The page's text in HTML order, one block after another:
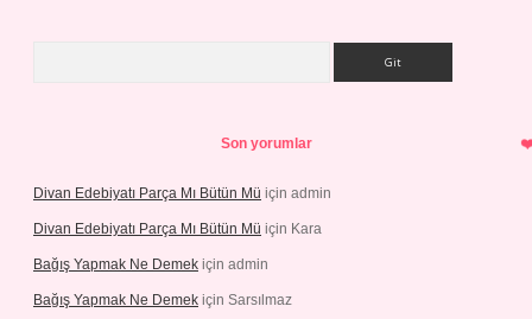
Son yorumlar
Divan Edebiyatı Parça Mı Bütün Mü için admin
Divan Edebiyatı Parça Mı Bütün Mü için Kara
Bağış Yapmak Ne Demek için admin
Bağış Yapmak Ne Demek için Sarsılmaz